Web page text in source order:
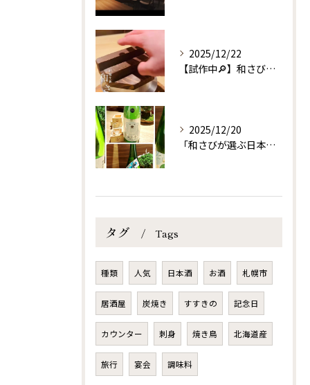
2025/12/22
【試作中🔎】和さび自信作の予感！自慢の蟹釜飯！これはきっと和...
2025/12/20
「和さびが選ぶ日本酒シリーズ」
タグ Tags
種類 人気 日本酒 お酒 札幌市
居酒屋 炭焼き すすきの 記念日
カウンター 刺身 焼き鳥 北海道産
旅行 宴会 調味料